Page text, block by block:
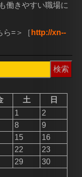
働きやすい職場に
ら=＞［ http://xn--
土
日
1
2
8
9
15
16
22
23
29
30